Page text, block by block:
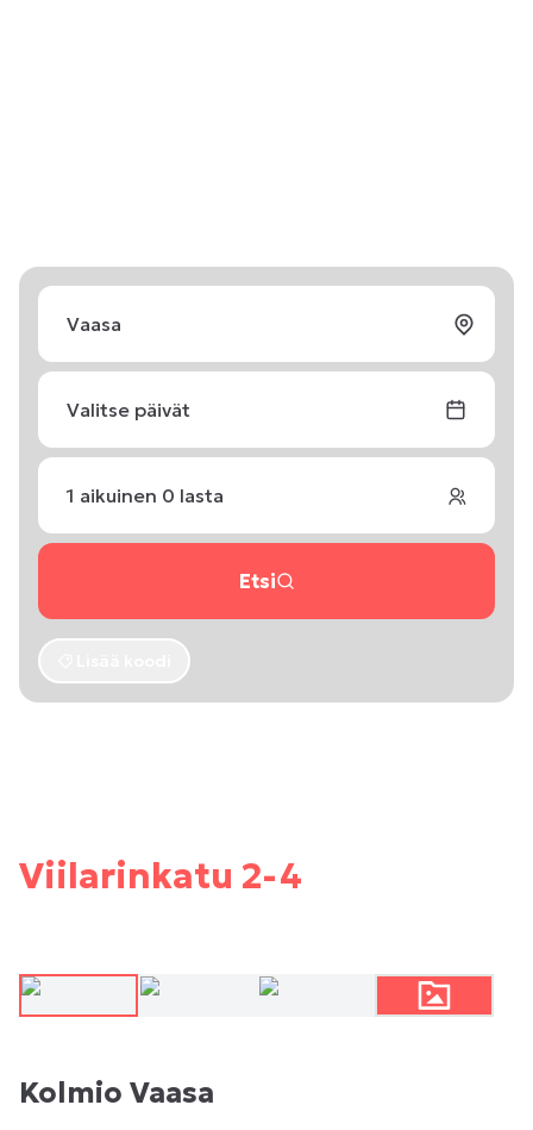
Valitse päivät
1 aikuinen 0 lasta
Etsi
Viilarinkatu 2-4
Kolmio Vaasa